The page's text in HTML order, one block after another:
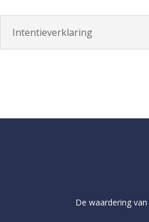
Intentieverklaring
De waardering van